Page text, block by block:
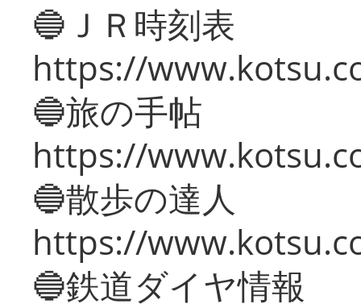
🔵ＪＲ時刻表
https://
🔵旅の手帖
https://
🔵散歩の達人
https://
🔵鉄道ダイヤ情報